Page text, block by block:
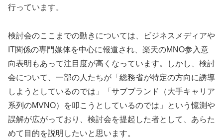
行っています。
検討会のここまでの動きについては、ビジネスメディアや
IT関係の専門媒体を中心に報道され、楽天のMNO参入意
向表明もあって注目度が高くなっています。しかし、検討
会について、一部の人たちが「総務省が特定の方向に誘導
しようとしているのでは」「サブブランド（大手キャリア
系列のMVNO）を叩こうとしているのでは」という憶測や
誤解が広がっており、検討会を提起した者として、あらた
めて目的を説明したいと思います。